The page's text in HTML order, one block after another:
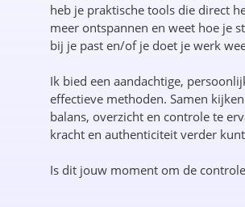
heb je praktische tools die direct
meer ontspannen en weet hoe je
bij je past en/of je doet je werk
Ik bied een aandachtige,
effectieve methoden. Samen
balans, overzicht en controle te
kracht en authenticiteit verder
Is dit jouw moment om de